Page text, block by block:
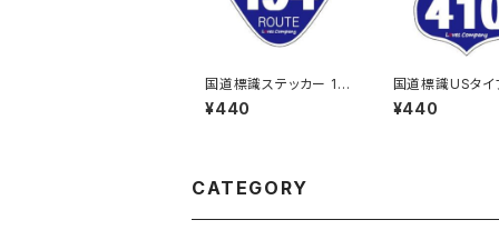
国道標識ステッカー 19
4号線
¥440
国道標識USタイ
UTE）ステッカ
線
¥440
CATEGORY